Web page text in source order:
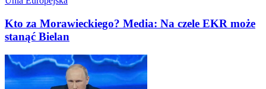
Kto za Morawieckiego? Media: Na czele EKR może
stanąć Bielan